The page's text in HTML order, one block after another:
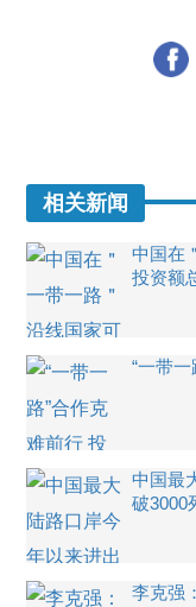
相关新闻
中国在
投资额
“一带
中国最
破3000
李克强